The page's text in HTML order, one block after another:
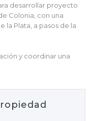
desarrollar proyecto
Colonia, con una
la Plata, a pasos de la
y coordinar una